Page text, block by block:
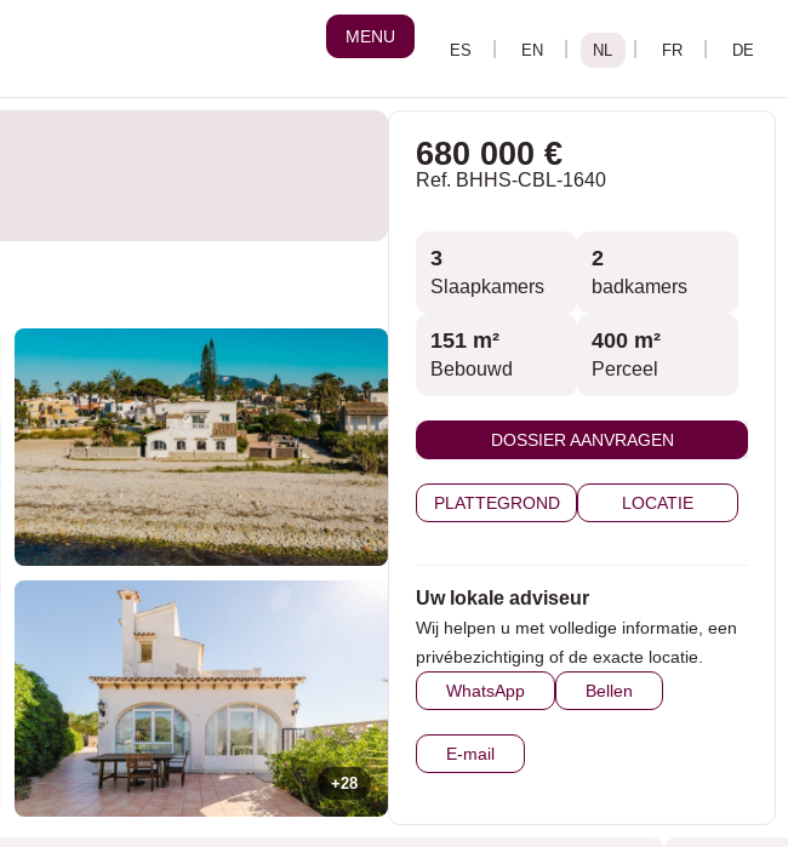
MENU
+28
680 000 €
Ref. BHHS-CBL-1640
3
Slaapkamers
2
badkamers
151 m²
Bebouwd
400 m²
Perceel
DOSSIER AANVRAGEN
PLATTEGROND LOCATIE
Uw lokale adviseur
Wij helpen u met volledige informatie, een
privébezichtiging of de exacte locatie.
WhatsApp
Bellen
E-mail